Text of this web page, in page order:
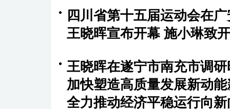
四川省第十五届运动会在
王晓晖宣布开幕 施小琳致
王晓晖在遂宁市南充市调
加快塑造高质量发展新动
全力推动经济平稳运行向